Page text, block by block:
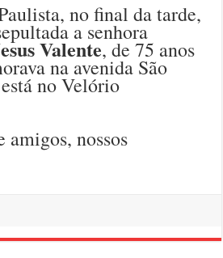
no final da tarde,
a senhora
Valente, de 75 anos
na avenida São
no Velório
nossos